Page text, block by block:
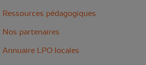
Ressources pédagogiques
Nos partenaires
Annuaire LPO locales